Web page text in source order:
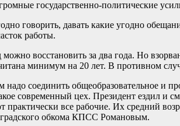
государственно-политические
говорить, давать какие угодно
работы.
восстановить за два года. Но
минимум на 20 лет. В противном
соединить общеобразовательное и
современный цех. Президент ездил и
практически все рабочие. Их средний
обкома КПСС Романовым.